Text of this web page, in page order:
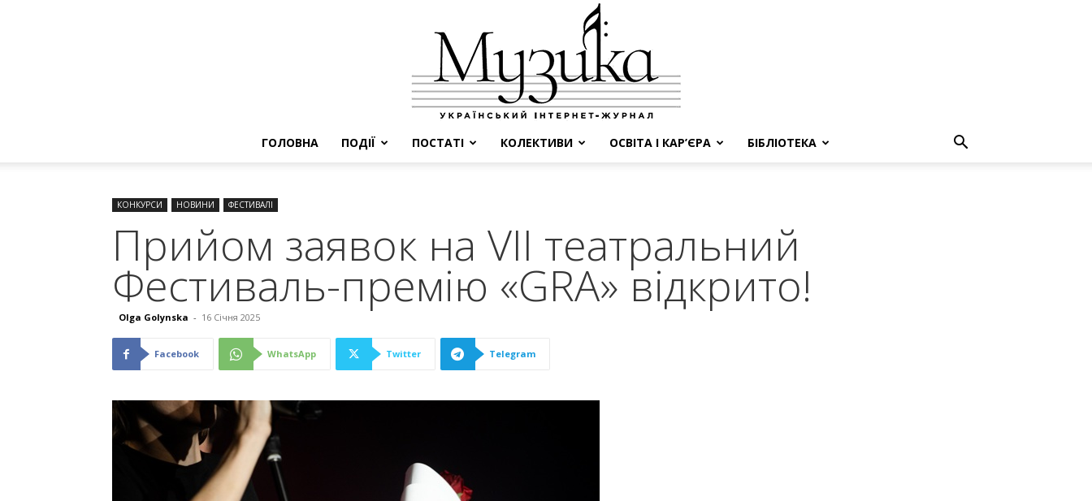
ГОЛОВНА ПОДІЇ ПОСТАТІ КОЛЕКТИВИ ОСВІТА І КАР’ЄРА БІБЛІОТЕКА
КОНКУРСИ НОВИНИ ФЕСТИВАЛІ
Прийом заявок на VII театральний
Фестиваль-премію «GRA» відкрито!
Olga Golynska - 16 Січня 2025
Facebook WhatsApp Twitter Telegram